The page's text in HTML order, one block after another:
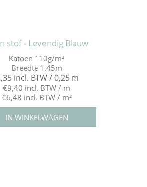
stof - Levendig Blauw
Katoen 110g/m²
Breedte 1.45m
incl. BTW / 0,25 m
€9,40 incl. BTW / m
€6,48 incl. BTW / m²